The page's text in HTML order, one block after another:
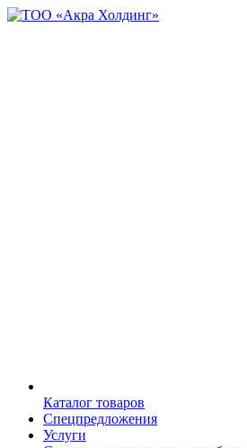
Каталог товаров
Спецпредложения
Услуги